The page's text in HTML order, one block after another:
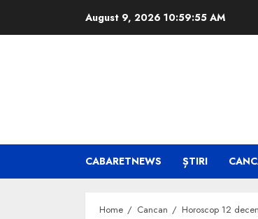
August 9, 2026 10:59:56 AM
CABARETNEWS ȘTIRI
Home Cancan Horoscop 12